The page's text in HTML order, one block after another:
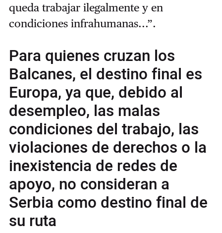
queda trabajar ilegalmente y en
condiciones infrahumanas...”.
Para quienes cruzan los
Balcanes, el destino final es
Europa, ya que, debido al
desempleo, las malas
condiciones del trabajo, las
violaciones de derechos o la
inexistencia de redes de
apoyo, no consideran a
Serbia como destino final de
su ruta